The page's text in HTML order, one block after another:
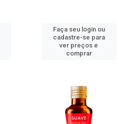
Faça seu login ou
cadastre-se para
ver preços e
comprar